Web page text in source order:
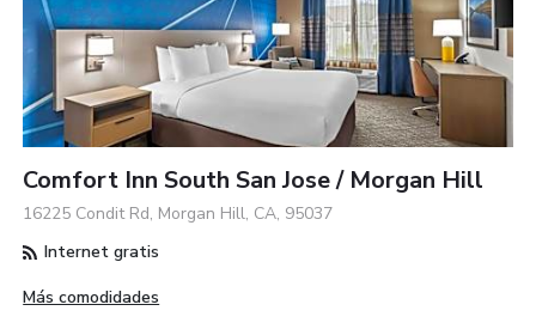
Comfort Inn South San Jose / Morgan Hill
16225 Condit Rd, Morgan Hill, CA, 95037
Internet gratis
Más comodidades